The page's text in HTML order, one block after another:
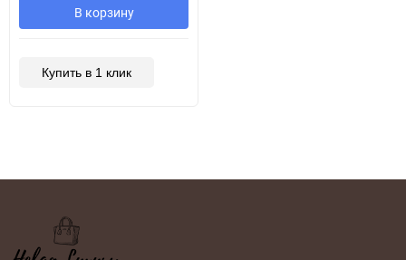
В корзину
Купить в 1 клик